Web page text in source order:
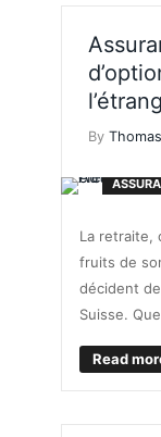
By
La retraite,
fruits de
décident
Suisse.
Read